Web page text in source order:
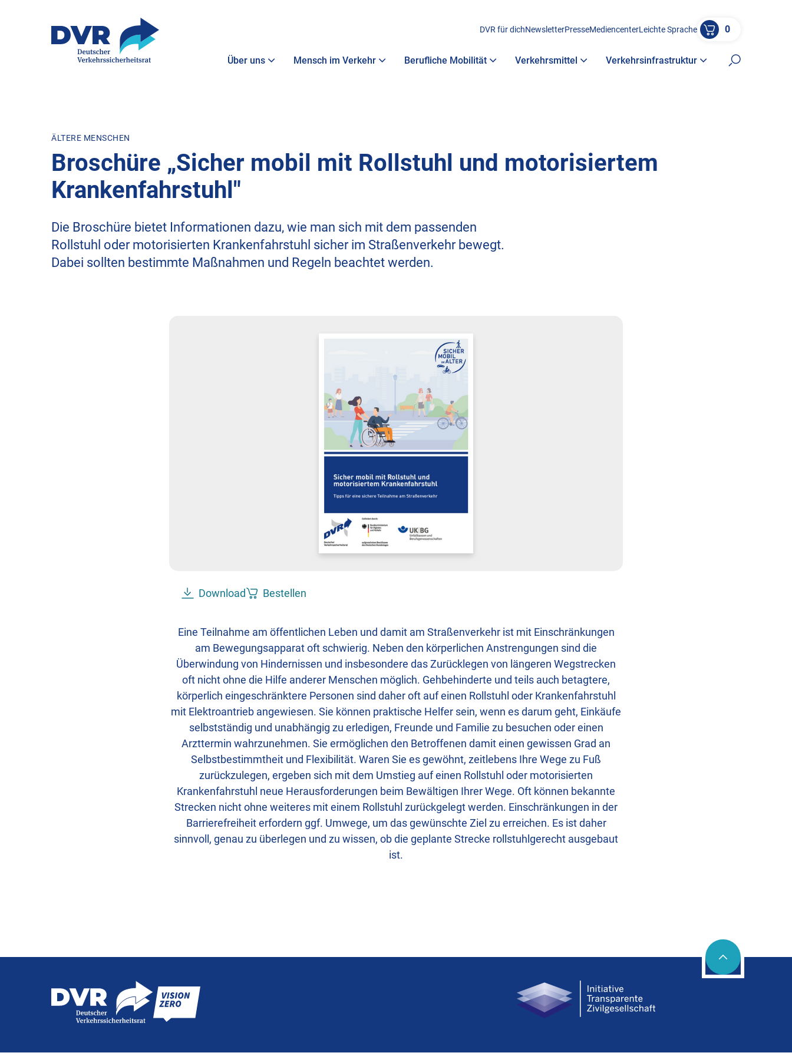
DVR für dichNewsletterPresseMediencenterLeichte Sprache 0
Über uns Mensch im Verkehr Berufliche Mobilität Verkehrsmittel Verkehrsinfrastruktur
Suche
ÄLTERE MENSCHEN
Broschüre „Sicher mobil mit Rollstuhl und motorisiertem
Krankenfahrstuhl"
Die Broschüre bietet Informationen dazu, wie man sich mit dem passenden
Rollstuhl oder motorisierten Krankenfahrstuhl sicher im Straßenverkehr bewegt.
Dabei sollten bestimmte Maßnahmen und Regeln beachtet werden.
Download Bestellen
Eine Teilnahme am öffentlichen Leben und damit am Straßenverkehr ist mit Einschränkungen
am Bewegungsapparat oft schwierig. Neben den körperlichen Anstrengungen sind die
Überwindung von Hindernissen und insbesondere das Zurücklegen von längeren Wegstrecken
oft nicht ohne die Hilfe anderer Menschen möglich. Gehbehinderte und teils auch betagtere,
körperlich eingeschränktere Personen sind daher oft auf einen Rollstuhl oder Krankenfahrstuhl
mit Elektroantrieb angewiesen. Sie können praktische Helfer sein, wenn es darum geht, Einkäufe
selbstständig und unabhängig zu erledigen, Freunde und Familie zu besuchen oder einen
Arzttermin wahrzunehmen. Sie ermöglichen den Betroffenen damit einen gewissen Grad an
Selbstbestimmtheit und Flexibilität. Waren Sie es gewöhnt, zeitlebens Ihre Wege zu Fuß
zurückzulegen, ergeben sich mit dem Umstieg auf einen Rollstuhl oder motorisierten
Krankenfahrstuhl neue Herausforderungen beim Bewältigen Ihrer Wege. Oft können bekannte
Strecken nicht ohne weiteres mit einem Rollstuhl zurückgelegt werden. Einschränkungen in der
Barrierefreiheit erfordern ggf. Umwege, um das gewünschte Ziel zu erreichen. Es ist daher
sinnvoll, genau zu überlegen und zu wissen, ob die geplante Strecke rollstuhlgerecht ausgebaut
ist.